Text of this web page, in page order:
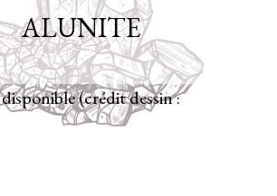
Liens et ressources
(crédit dessin :
ALUNITE